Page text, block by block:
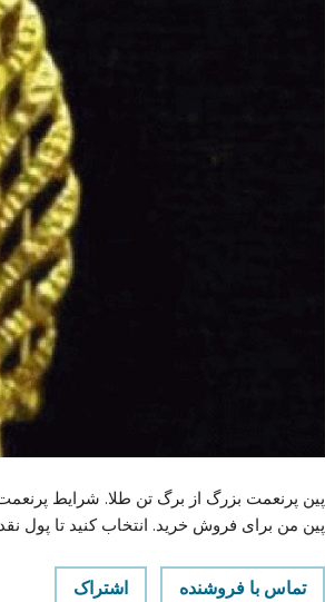
پین من برای فروش خرید. انتخاب کنید تا پول
تماس با فروشنده اشتراک